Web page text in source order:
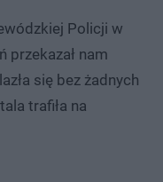
Policji w
przekazał nam
się bez żadnych
trafiła na